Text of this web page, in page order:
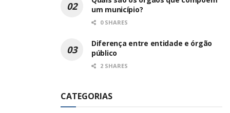
um município?
0 SHARES
Diferença entre entidade e órgão
público
2 SHARES
CATEGORIAS